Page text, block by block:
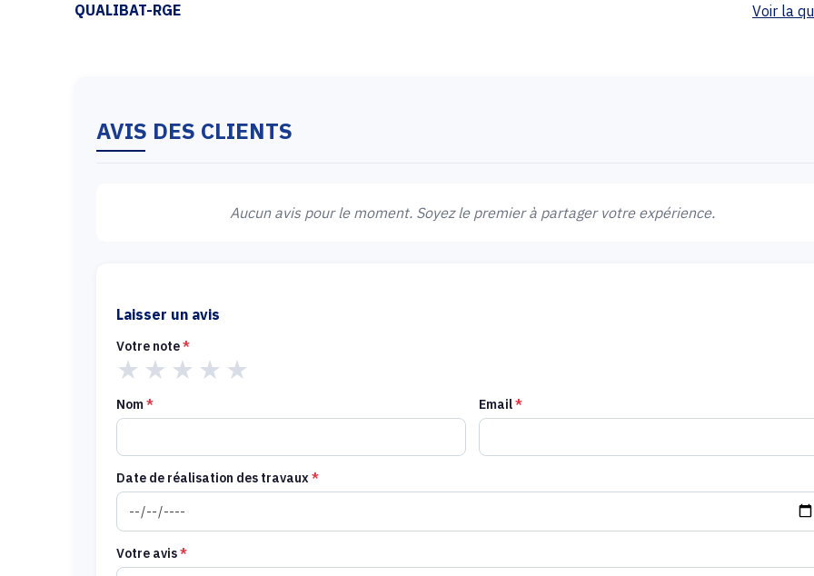
QUALIBAT-RGE Voir la
AVIS DES CLIENTS
Aucun avis pour le moment. Soyez le premier à partager votre expérience.
Laisser un avis
Votre note*
★ ★ ★ ★ ★
Nom* Email*
Date de réalisation des travaux *
Votre avis*